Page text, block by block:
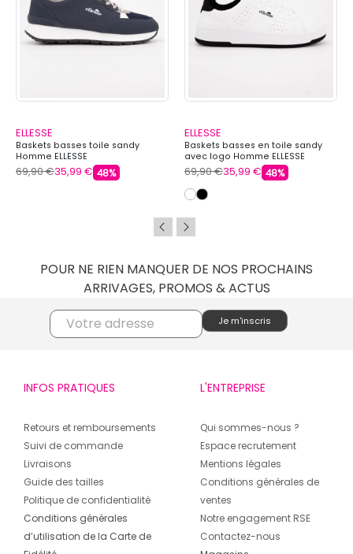
ELLESSE
Baskets basses toile sandy
Homme ELLESSE
69,90 €35,99 € 48%
ELLESSE
Baskets basses en toile sandy
avec logo Homme ELLESSE
69,90 €35,99 € 48%
POUR NE RIEN MANQUER DE NOS PROCHAINS
ARRIVAGES, PROMOS & ACTUS
INFOS PRATIQUES
Retours et remboursements
Suivi de commande
Livraisons
Guide des tailles
Politique de confidentialité
Conditions générales
d’utilisation de la Carte de
L'ENTREPRISE
Qui sommes-nous ?
Espace recrutement
Mentions légales
Conditions générales de
ventes
Notre engagement RSE
Contactez-nous